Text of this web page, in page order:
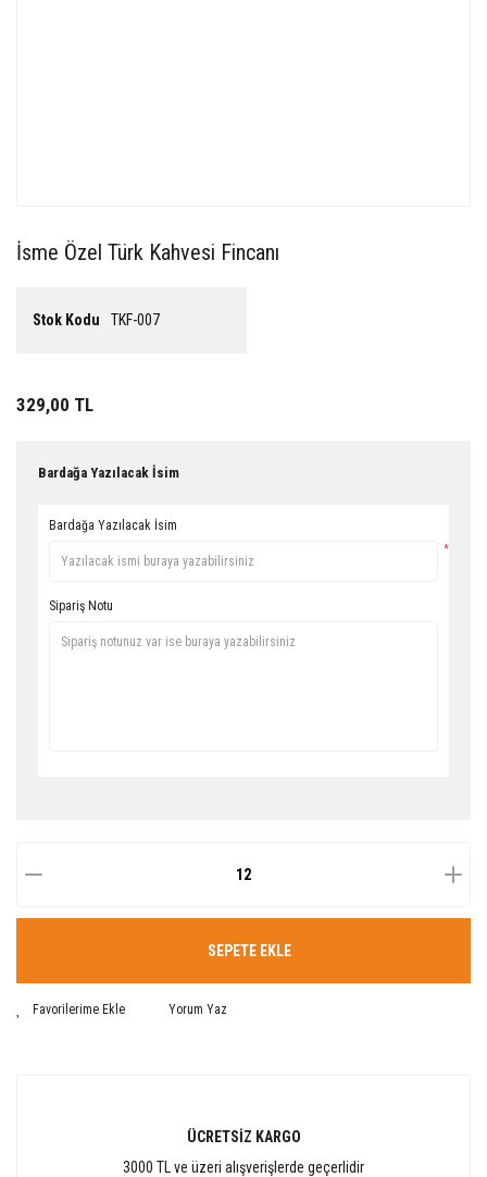
İsme Özel Türk Kahvesi Fincanı
Stok Kodu TKF-007
329,00 TL
Bardağa Yazılacak İsim
Bardağa Yazılacak İsim
*
Sipariş Notu
SEPETE EKLE
Yorum Yaz
ÜCRETSİZ KARGO
3000 TL ve üzeri alışverişlerde geçerlidir